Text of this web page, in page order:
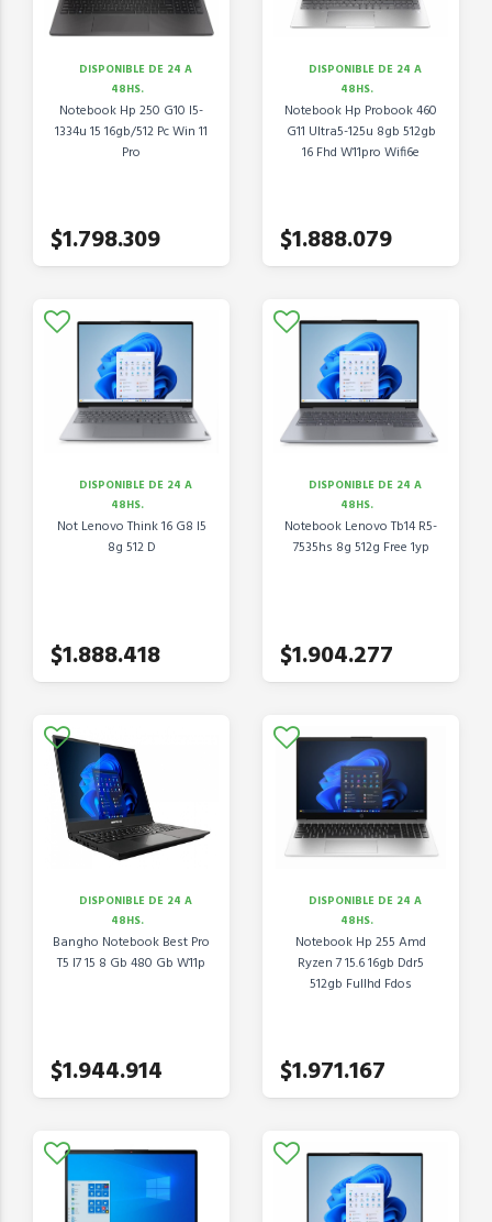
DISPONIBLE DE 24 A
48HS.
Notebook Hp 250 G10 I5-
1334u 15 16gb/512 Pc Win 11
Pro
$1.798.309
DISPONIBLE DE 24 A
48HS.
Notebook Hp Probook 460
G11 Ultra5-125u 8gb 512gb
16 Fhd W11pro Wifi6e
$1.888.079
DISPONIBLE DE 24 A
48HS.
Not Lenovo Think 16 G8 I5
8g 512 D
$1.888.418
DISPONIBLE DE 24 A
48HS.
Notebook Lenovo Tb14 R5-
7535hs 8g 512g Free 1yp
$1.904.277
DISPONIBLE DE 24 A
48HS.
Bangho Notebook Best Pro
T5 I7 15 8 Gb 480 Gb W11p
$1.944.914
DISPONIBLE DE 24 A
48HS.
Notebook Hp 255 Amd
Ryzen 7 15.6 16gb Ddr5
512gb Fullhd Fdos
$1.971.167